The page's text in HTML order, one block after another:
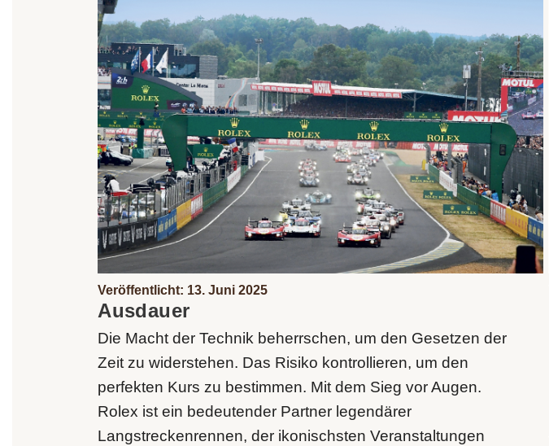
Veröffentlicht: 13. Juni 2025
Ausdauer
Die Macht der Technik beherrschen, um den Gesetzen der
Zeit zu widerstehen. Das Risiko kontrollieren, um den
perfekten Kurs zu bestimmen. Mit dem Sieg vor Augen.
Rolex ist ein bedeutender Partner legendärer
Langstreckenrennen, der ikonischsten Veranstaltungen